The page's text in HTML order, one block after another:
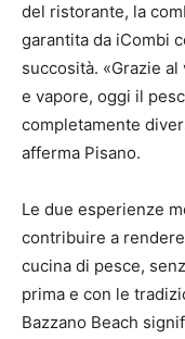
del ristorante, la
garantita da iCombi
succosità. «Grazie
e vapore, oggi il
completamente
afferma Pisano.
Le due esperienze
contribuire a
cucina di pesce,
prima e con le
Bazzano Beach